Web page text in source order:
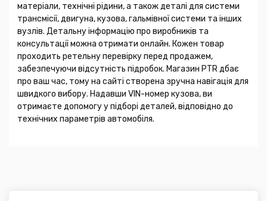
матеріали, технічні рідини, а також деталі для системи
трансмісії, двигуна, кузова, гальмівної системи та інших
вузлів. Детальну інформацію про виробників та
консультації можна отримати онлайн. Кожен товар
проходить ретельну перевірку перед продажем,
забезпечуючи відсутність підробок. Магазин PTR дбає
про ваш час, тому на сайті створена зручна навігація для
швидкого вибору. Надавши VIN-номер кузова, ви
отримаєте допомогу у підборі деталей, відповідно до
технічних параметрів автомобіля.